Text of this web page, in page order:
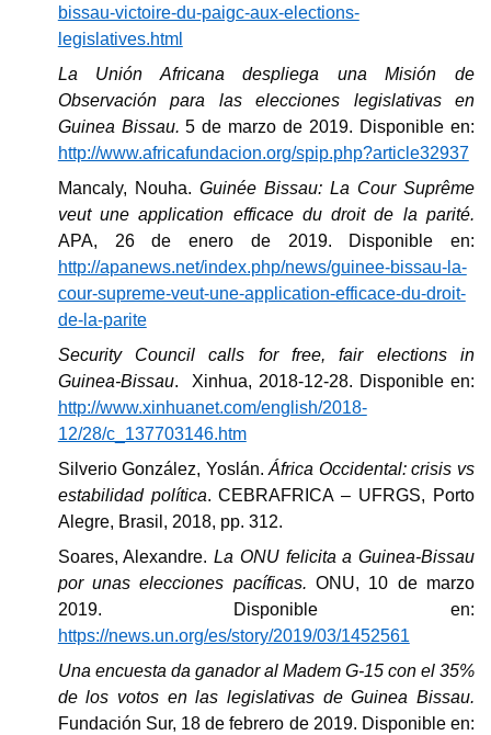
bissau-victoire-du-paigc-aux-elections-
legislatives.html
La Unión Africana despliega una Misión de
Observación para las elecciones legislativas en
Guinea Bissau. 5 de marzo de 2019. Disponible en:
http://www.africafundacion.org/spip.php?article32937
Mancaly, Nouha. Guinée Bissau: La Cour Suprême
veut une application efficace du droit de la parité.
APA, 26 de enero de 2019. Disponible en:
http://apanews.net/index.php/news/guinee-bissau-la-
cour-supreme-veut-une-application-efficace-du-droit-
de-la-parite
Security Council calls for free, fair elections in
Guinea-Bissau. Xinhua, 2018-12-28. Disponible en:
http://www.xinhuanet.com/english/2018-
12/28/c_137703146.htm
Silverio González, Yoslán.África Occidental: crisis vs
estabilidad política. CEBRAFRICA – UFRGS, Porto
Alegre, Brasil, 2018, pp. 312.
Soares, Alexandre.La ONU felicita a Guinea-Bissau
por unas elecciones pacíficas. ONU, 10 de marzo
2019. Disponible en:
https://news.un.org/es/story/2019/03/1452561
Una encuesta da ganador al Madem G-15 con el 35%
de los votos en las legislativas de Guinea Bissau.
Fundación Sur, 18 de febrero de 2019. Disponible en: